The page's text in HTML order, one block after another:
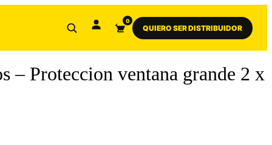
0
QUIERO SER DISTRIBUIDOR
– Proteccion ventana grande 2 x